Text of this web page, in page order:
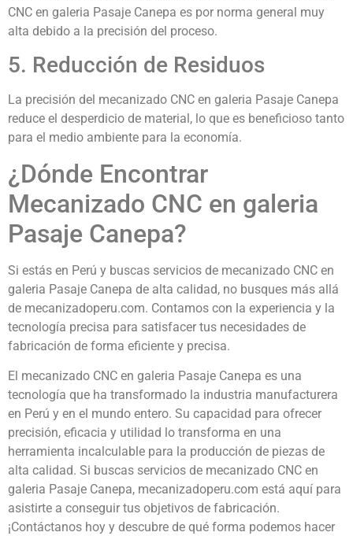
CNC en galeria Pasaje Canepa es por norma general muy
alta debido a la precisión del proceso.
5. Reducción de Residuos
La precisión del mecanizado CNC en galeria Pasaje Canepa
reduce el desperdicio de material, lo que es beneficioso tanto
para el medio ambiente para la economía.
¿Dónde Encontrar
Mecanizado CNC en galeria
Pasaje Canepa?
Si estás en Perú y buscas servicios de mecanizado CNC en
galeria Pasaje Canepa de alta calidad, no busques más allá
de mecanizadoperu.com. Contamos con la experiencia y la
tecnología precisa para satisfacer tus necesidades de
fabricación de forma eficiente y precisa.
El mecanizado CNC en galeria Pasaje Canepa es una
tecnología que ha transformado la industria manufacturera
en Perú y en el mundo entero. Su capacidad para ofrecer
precisión, eficacia y utilidad lo transforma en una
herramienta incalculable para la producción de piezas de
alta calidad. Si buscas servicios de mecanizado CNC en
galeria Pasaje Canepa, mecanizadoperu.com está aquí para
asistirte a conseguir tus objetivos de fabricación.
¡Contáctanos hoy y descubre de qué forma podemos hacer